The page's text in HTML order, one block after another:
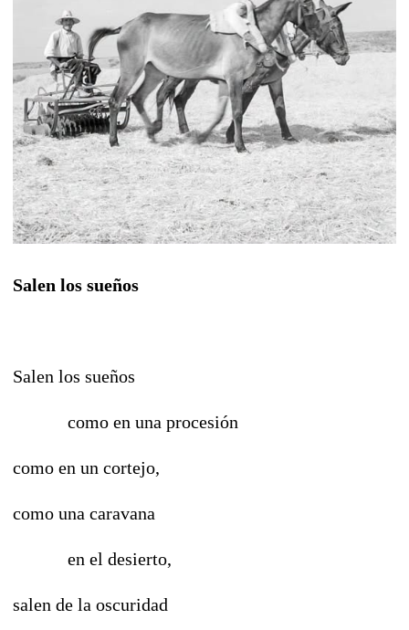
Salen los sueños
Salen los sueños
como en una procesión
como en un cortejo,
como una caravana
en el desierto,
salen de la oscuridad